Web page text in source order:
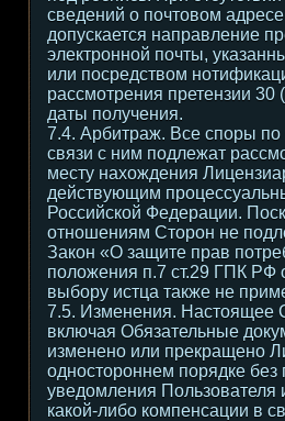
сведений о почтовом
допускается направление
электронной почты,
или посредством
рассмотрения претензии 30
даты получения.
7.4. Арбитраж. Все споры
связи с ним подлежат
месту нахождения
действующим
Российской Федерации.
отношениям Сторон не
Закон «О защите прав
положения п.7 ст.29 ГПК РФ
выбору истца также не
7.5. Изменения. Настоящее
включая Обязательные
изменено или прекращено
одностороннем порядке без
уведомления Пользователя
какой-либо компенсации в